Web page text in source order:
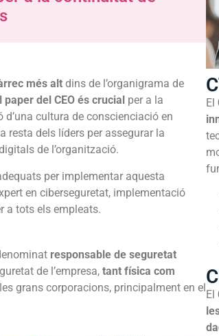
més alt dins de l’organigrama de
paper del CEO és crucial per a la
cultura de conscienciació en
resta dels líders per assegurar la
de l’organització.
per implementar aquesta
en ciberseguretat, implementació
a tots els empleats.
responsable de seguretat
de l’empresa, tant física com
grans corporacions, principalment en el
El
El